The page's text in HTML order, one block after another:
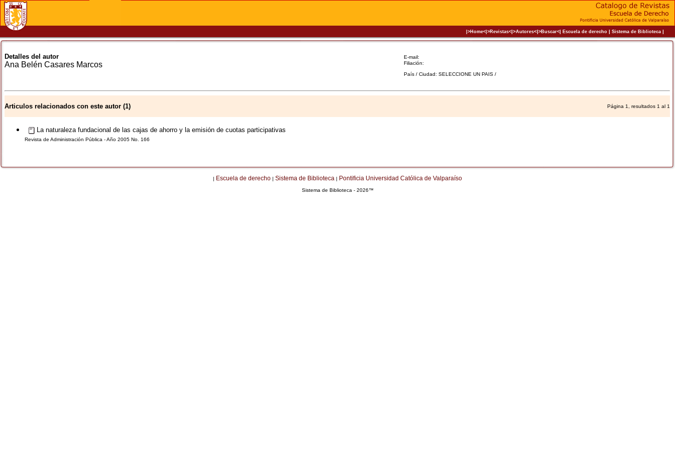
|>Home<|>Revistas<|>Autores<|>Buscar<|Escuela de derecho|Sistema de Biblioteca|
E-mail:
Filiación:
País / Ciudad: SELECCIONE UN PAIS /
Detalles del autor
Ana Belén Casares Marcos
Articulos relacionados con este autor (1) Página 1, resultados 1 al 1
La naturaleza fundacional de las cajas de ahorro y la emisión de cuotas participativas
Revista de Administración Pública - Año 2005 No. 166
| Escuela de derecho | Sistema de Biblioteca | Pontificia Universidad Católica de Valparaíso
Sistema de Biblioteca - 2026™